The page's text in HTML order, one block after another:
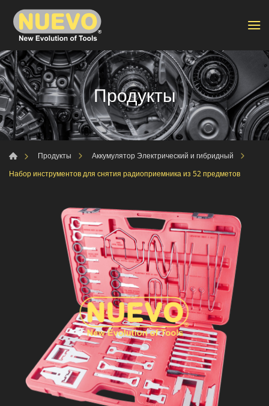
Продукты
Продукты
Аккумулятор Электрический и гибридный
Набор инструментов для снятия радиоприемника из 52 предметов